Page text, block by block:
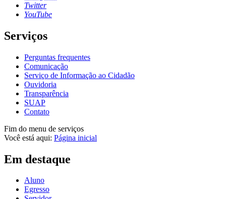
Twitter
YouTube
Serviços
Perguntas frequentes
Comunicação
Serviço de Informação ao Cidadão
Ouvidoria
Transparência
SUAP
Contato
Fim do menu de serviços
Você está aqui: Página inicial
Em destaque
Aluno
Egresso